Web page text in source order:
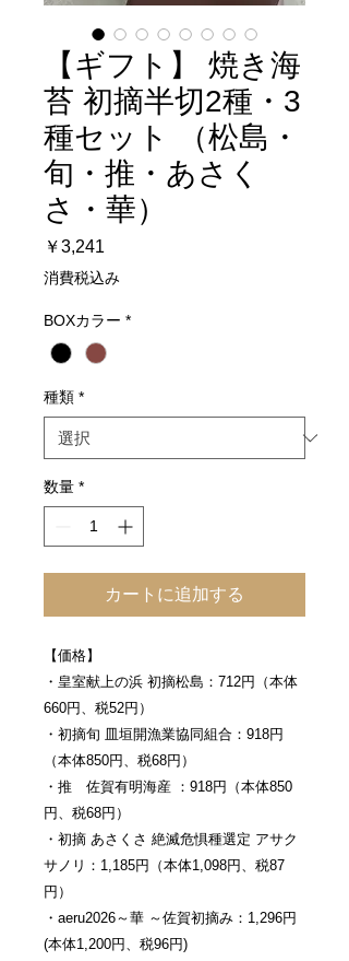
【ギフト】 焼き海
苔 初摘半切2種・3
種セット （松島・
旬・推・あさく
さ・華）
￥3,241
格
消費税込み
BOXカラー *
種類 *
数量 *
カートに追加する
【価格】
・皇室献上の浜 初摘松島：712円（本体
660円、税52円）
・初摘旬 皿垣開漁業協同組合：918円
（本体850円、税68円）
・推 佐賀有明海産 ：918円（本体850
円、税68円）
・初摘 あさくさ 絶滅危惧種選定 アサク
サノリ：1,185円（本体1,098円、税87
円）
・aeru2026～華 ～佐賀初摘み：1,296円
(本体1,200円、税96円)